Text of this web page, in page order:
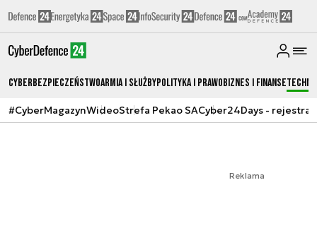
CyberbezpieczeństwoArmia i SłużbyPolityka i prawoBiznes i Finanse
#CyberMagazynWideoStrefa Pekao SACyber24Days -
Reklama